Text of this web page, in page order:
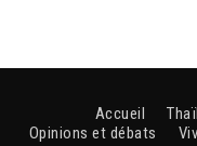
Accueil
Opinions et débats